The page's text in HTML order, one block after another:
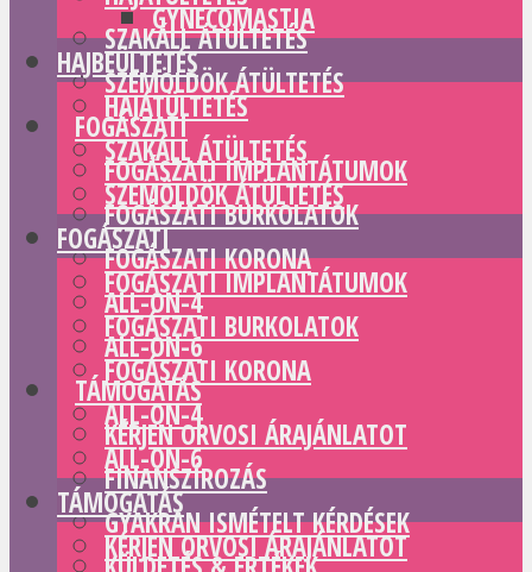
SZAKÁLL ÁTÜLTETÉS
SZEMÖLDÖK ÁTÜLTETÉS
FOGÁSZATI
FOGÁSZATI IMPLANTÁTUMOK
FOGÁSZATI BURKOLATOK
FOGÁSZATI KORONA
ALL-ON-4
ALL-ON-6
TÁMOGATÁS
KÉRJEN ORVOSI ÁRAJÁNLATOT
FINANSZÍROZÁS
GYAKRAN ISMÉTELT KÉRDÉSEK
GYNECOMASTIA
HAJBEÜLTETÉS
HAJÁTÜLTETÉS
SZAKÁLL ÁTÜLTETÉS
SZEMÖLDÖK ÁTÜLTETÉS
FOGÁSZATI
FOGÁSZATI IMPLANTÁTUMOK
FOGÁSZATI BURKOLATOK
FOGÁSZATI KORONA
ALL-ON-4
ALL-ON-6
TÁMOGATÁS
KÉRJEN ORVOSI ÁRAJÁNLATOT